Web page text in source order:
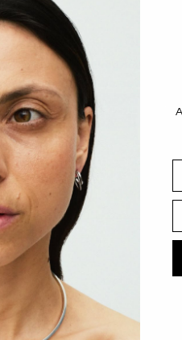
du ledte efter. Brug
FORTSÆT MED AT
Support